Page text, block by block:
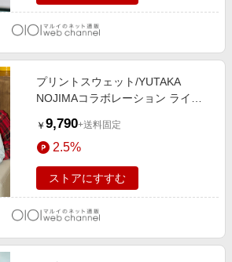
プリントスウェット/YUTAKA
NOJIMAコラボレーション ライト
￥ 9,790+送料固定
2.5%
ストアにすすむ